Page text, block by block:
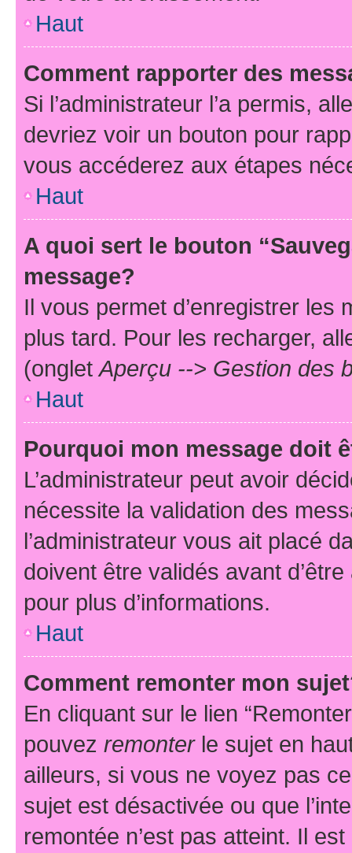
Haut
Comment rapporter des
Si l’administrateur l’a permis,
devriez voir un bouton pour
vous accéderez aux étapes
Haut
A quoi sert le bouton
message?
Il vous permet d’enregistrer
plus tard. Pour les recharger,
(ongletAperçu --> Gestion des
Haut
Pourquoi mon message doit
L’administrateur peut avoir
nécessite la validation des
l’administrateur vous ait placé
doivent être validés avant
pour plus d’informations.
Haut
Comment remonter mon
En cliquant sur le lien
pouvez remonterle sujet en
ailleurs, si vous ne voyez pas
sujet est désactivée ou que
remontée n’est pas atteint. Il